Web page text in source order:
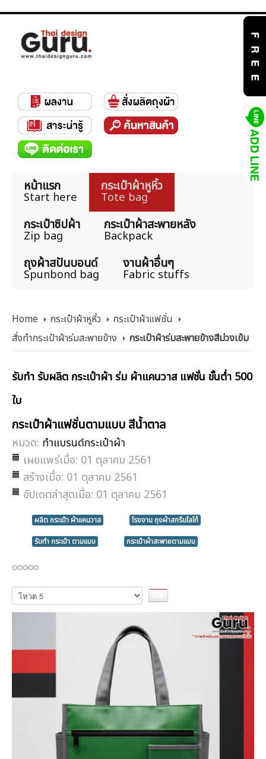
หน้าแรก
Start here
กระเป๋าผ้าหูหิ้ว
Tote bag
กระเป๋าซิปผ้า
Zip bag
กระเป๋าผ้าสะพายหลัง
Backpack
ถุงผ้าสปันบอนด์
Spunbond bag
งานผ้าอื่นๆ
Fabric stuffs
Home กระเป๋าผ้าหูหิ้ว
กระเป๋าผ้าแฟชั่น
สั่งทำกระเป๋าผ้าร่มสะพายข้าง
กระเป๋าผ้าร่มสะพายข้างสีม่วงเข้ม
รับทำ รับผลิต กระเป๋าผ้า ร่ม ผ้าแคนวาส แฟชั่น ขั้นต่ำ 500
ใบ
กระเป๋าผ้าแฟชั่นตามแบบ สีน้ำตาล
หมวด: ทำแบรนด์กระเป๋าผ้า
เผยแพร่เมื่อ: 01 ตุลาคม 2561
สร้างเมื่อ: 01 ตุลาคม 2561
อัปเดตล่าสุดเมื่อ: 01 ตุลาคม 2561
ผลิต กระเป๋า ผ้าแคนวาส
โรงงาน ถุงผ้าสกรีนโลโก้
รับทำ กระเป๋า ตามแบบ
กระเป๋าผ้าสะพายตามแบบ
กรุณา
ให้
คะแนน